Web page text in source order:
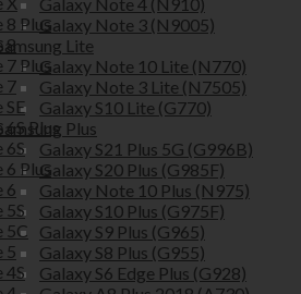
Galaxy Note 3 (N9005)
Lite
Galaxy Note 10 Lite (N770)
Galaxy Note 3 Lite (N7505)
Galaxy S10 Lite (G770)
Plus
Galaxy S21 Plus 5G (G996B)
Galaxy S20 Plus (G985F)
Galaxy Note 10 Plus (N975)
Galaxy S10 Plus (G975F)
Galaxy S9 Plus (G965)
Galaxy S8 Plus (G955)
Galaxy S6 Edge Plus (G928)
8 Plus
8
7 Plus
7
SE
6S Plus
6S
6 Plus
6
5S
5C
5
4S